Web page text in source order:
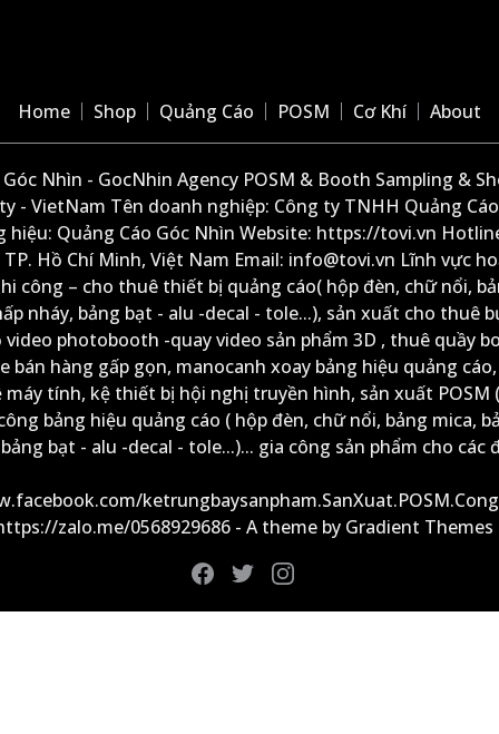
Home Shop Quảng Cáo POSM Cơ Khí About
Nhìn - GocNhin Agency POSM & Booth Sampling &
- VietNam Tên doanh nghiệp: Công ty TNHH Quảng
Quảng Cáo Góc Nhìn Website: https://tovi.vn
Hồ Chí Minh, Việt Nam Email: info@tovi.vn Lĩnh vực
công – cho thuê thiết bị quảng cáo( hộp đèn, chữ nổi,
nháy, bảng bạt - alu -decal - tole...), sản xuất cho thuê
photobooth -quay video sản phẩm 3D , thuê quầy
bán hàng gấp gọn, manocanh xoay bảng hiệu quảng
tính, kệ thiết bị hội nghị truyền hình, sản xuất POSM
bảng hiệu quảng cáo ( hộp đèn, chữ nổi, bảng mica,
bạt - alu -decal - tole...)... gia công sản phẩm cho các
zalo.me/0568929686 - A theme by Gradient